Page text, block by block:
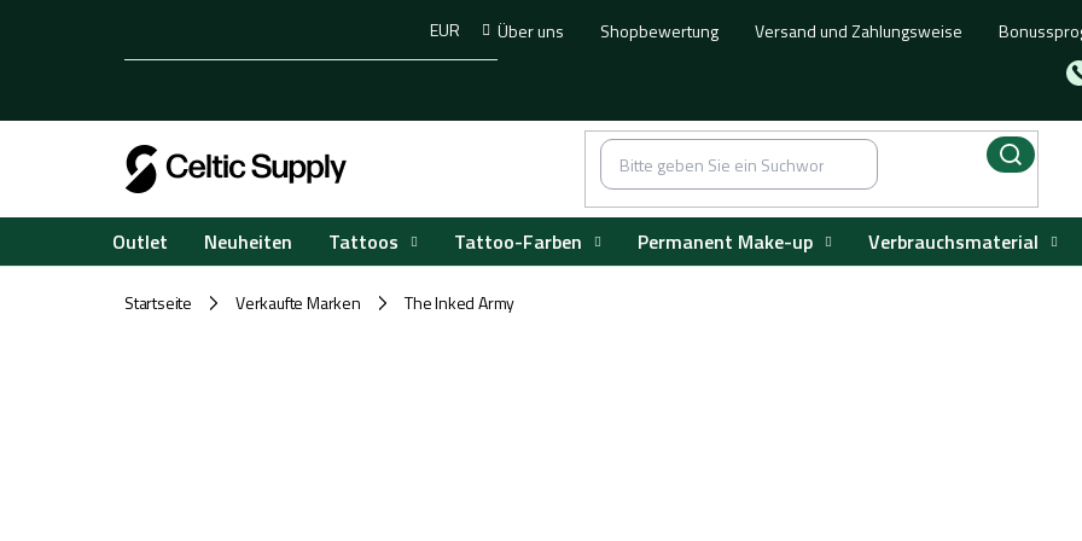
Über uns Shopbewertung Versand und Zahlungsweise
EUR
Outlet Neuheiten Tattoos Tattoo-Farben Permanent Make-up Verbrauchsmaterial
Startseite / Verkaufte Marken / The Inked Army